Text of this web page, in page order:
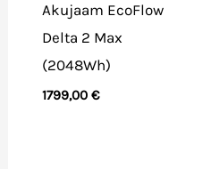
Akujaam EcoFlow
Delta 2 Max
(2048Wh)
1799,00 €